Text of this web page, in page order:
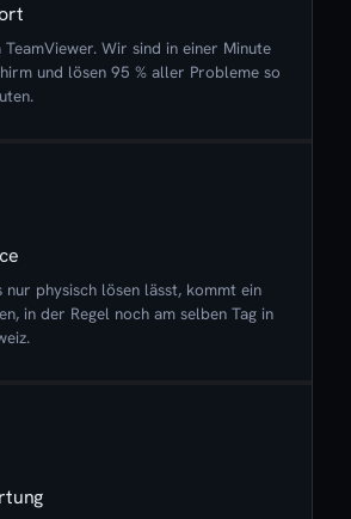
Wir sind in einer Minute
und lösen 95 % aller Probleme so
nur physisch lösen lässt, kommt ein
in der Regel noch am selben Tag in